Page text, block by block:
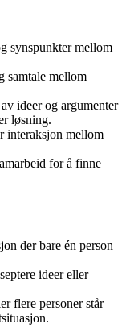
synspunkter mellom
samtale mellom
ideer og argumenter
løsning.
interaksjon mellom
for å finne
der bare én person
ideer eller
flere personer står